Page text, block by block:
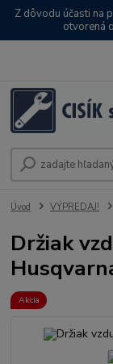
Z dôvodu účasti na
otvorená
Úvod VÝPREDAJ!
Držiak
Akcia